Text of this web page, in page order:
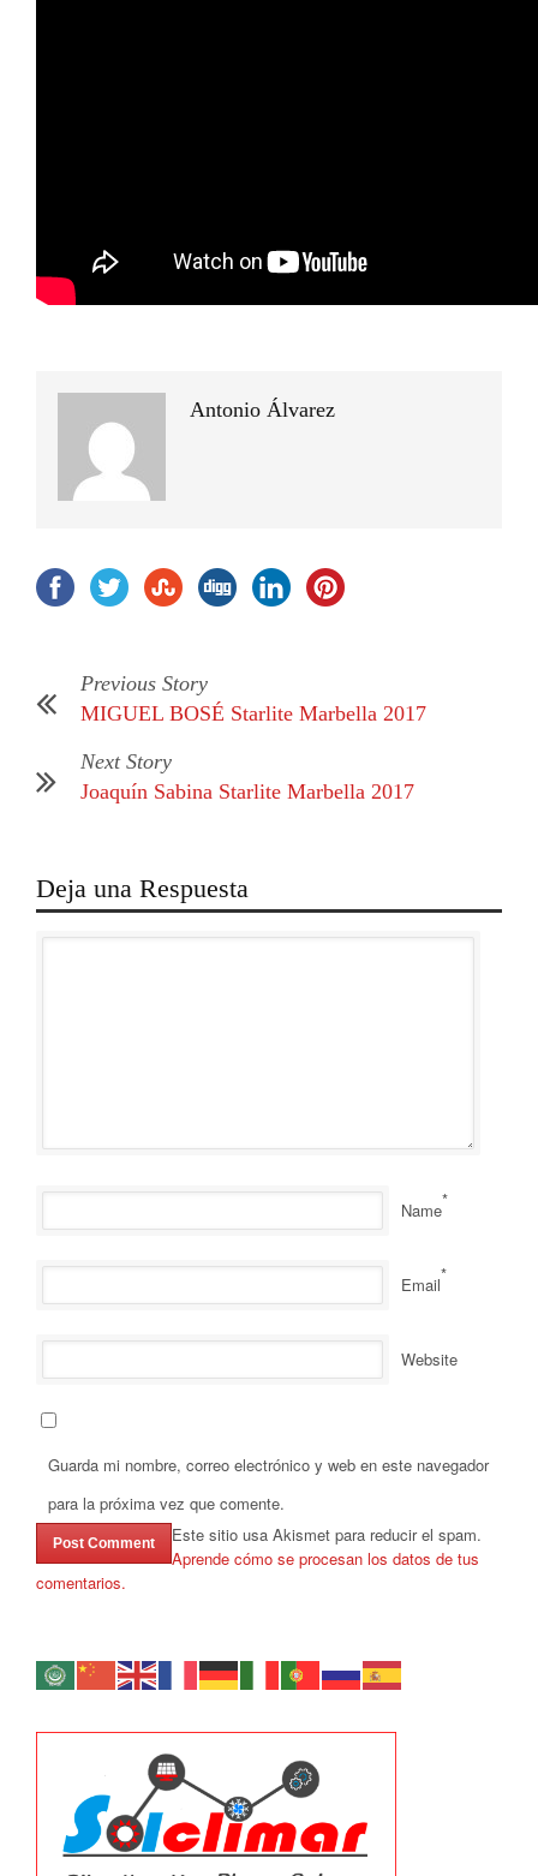
Antonio Álvarez
Previous Story
MIGUEL BOSÉ Starlite Marbella 2017
Next Story
Joaquín Sabina Starlite Marbella 2017
Deja una Respuesta
Name*
Email*
Website
Guarda mi nombre, correo electrónico y web en este navegador
para la próxima vez que comente.
Este sitio usa Akismet para reducir el spam.
Aprende cómo se procesan los datos de tus
comentarios.